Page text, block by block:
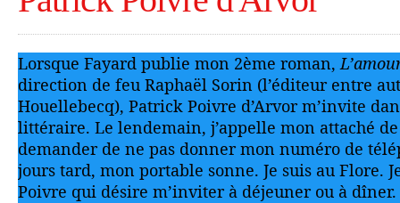
Lorsque Fayard publie mon 2ème roman,
direction de feu Raphaël Sorin (l’éditeur entre
Houellebecq), Patrick Poivre d’Arvor m’invite
littéraire. Le lendemain, j’appelle mon attaché
demander de ne pas donner mon numéro de
jours tard, mon portable sonne. Je suis au Flore.
Poivre qui désire m’inviter à déjeuner ou à dîner.